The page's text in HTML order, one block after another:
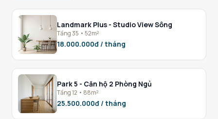
Landmark Plus - Studio View Sông
Tầng 35 • 52m²
18.000.000đ / tháng
Park 5 - Căn hộ 2 Phòng Ngủ
Tầng 12 • 88m²
25.500.000đ / tháng